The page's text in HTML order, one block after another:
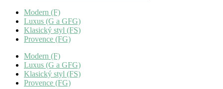
Modern (F)
Luxus (G a GFG)
Klasický styl (FS)
Provence (FG)
Modern (F)
Luxus (G a GFG)
Klasický styl (FS)
Provence (FG)